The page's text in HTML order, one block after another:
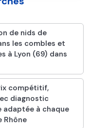
de nids de
les combles et
à Lyon (69) dans
compétitif,
diagnostic
à chaque
Rhône